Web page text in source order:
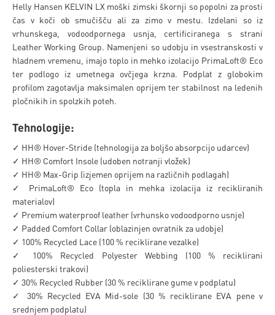
Helly Hansen KELVIN LX moški zimski škornji so popolni za prosti
čas v koči ob smučišču ali za zimo v mestu. Izdelani so iz
vrhunskega, vodoodpornega usnja, certificiranega s strani
Leather Working Group. Namenjeni so udobju in vsestranskosti v
hladnem vremenu, imajo toplo in mehko izolacijo PrimaLoft® Eco
ter podlogo iz umetnega ovčjega krzna. Podplat z globokim
profilom zagotavlja maksimalen oprijem ter stabilnost na ledenih
pločnikih in spolzkih poteh.
Tehnologije:
✓ HH® Hover-Stride (tehnologija za boljšo absorpcijo udarcev)
✓ HH® Comfort Insole (udoben notranji vložek)
✓ HH® Max-Grip (izjemen oprijem na različnih podlagah)
✓ PrimaLoft® Eco (topla in mehka izolacija iz recikliranih
materialov)
✓ Premium waterproof leather (vrhunsko vodoodporno usnje)
✓ Padded Comfort Collar (oblazinjen ovratnik za udobje)
✓ 100% Recycled Lace (100 % reciklirane vezalke)
✓ 100% Recycled Polyester Webbing (100 % reciklirani
poliesterski trakovi)
✓ 30% Recycled Rubber (30 % reciklirane gume v podplatu)
✓ 30% Recycled EVA Mid-sole (30 % reciklirane EVA pene v
srednjem podplatu)